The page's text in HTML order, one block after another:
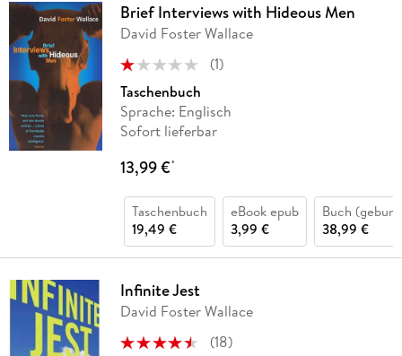
Brief Interviews with Hideous Men
David Foster Wallace
(1)
Taschenbuch
Sprache: Englisch
Sofort lieferbar
13,99 €*
Taschenbuch
19,49 €
eBook epub
3,99 €
Buch
38,99 €
Infinite Jest
David Foster Wallace
(18)